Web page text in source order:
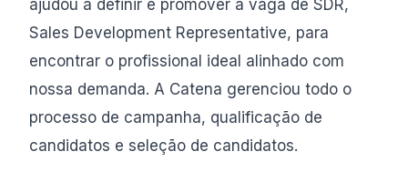
ajudou a definir e promover a vaga de SDR,
Sales Development Representative, para
encontrar o profissional ideal alinhado com
nossa demanda. A Catena gerenciou todo o
processo de campanha, qualificação de
candidatos e seleção de candidatos.